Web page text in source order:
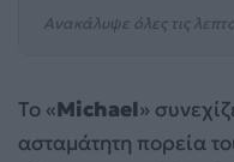
Ανακάλυψε όλες τις
Το «Michael»
ασταμάτητη πορεία